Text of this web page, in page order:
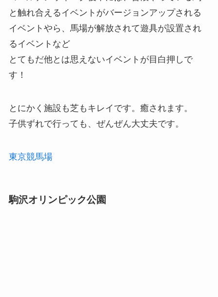
と触れ合えるイベントがバージョンアップされる
イベントやら、馬場が解放されて遊具が設置され
るイベントなど
とてもだ他とは思えないイベントが目白押しで
す！
とにかく施設も芝もキレイです。癒されます。
子供ずれで行っても、ぜんぜん大丈夫です。
東京競馬場
駒沢オリンピック公園